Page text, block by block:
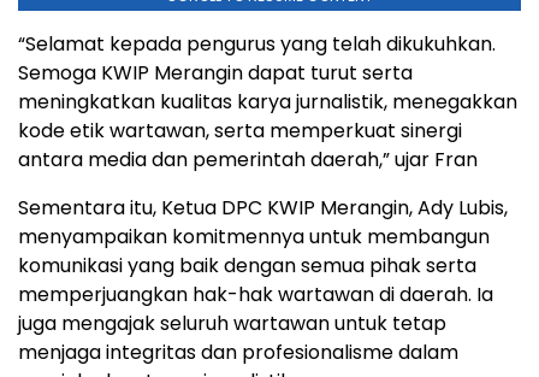
“Selamat kepada pengurus yang telah dikukuhkan.
Semoga KWIP Merangin dapat turut serta
meningkatkan kualitas karya jurnalistik, menegakkan
kode etik wartawan, serta memperkuat sinergi
antara media dan pemerintah daerah,” ujar Fran
Sementara itu, Ketua DPC KWIP Merangin, Ady Lubis,
menyampaikan komitmennya untuk membangun
komunikasi yang baik dengan semua pihak serta
memperjuangkan hak-hak wartawan di daerah. Ia
juga mengajak seluruh wartawan untuk tetap
menjaga integritas dan profesionalisme dalam